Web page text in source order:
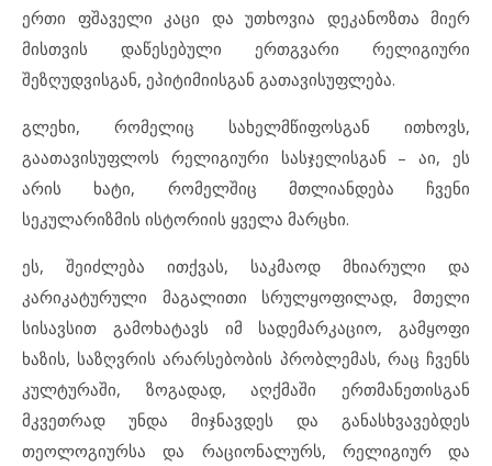
ერთი ფშაველი კაცი და უთხოვია დეკანოზთა მიერ
მისთვის დაწესებული ერთგვარი რელიგიური
შეზღუდვისგან, ეპიტიმიისგან გათავისუფლება.
გლეხი, რომელიც სახელმწიფოსგან ითხოვს,
გაათავისუფლოს რელიგიური სასჯელისგან – აი, ეს
არის ხატი, რომელშიც მთლიანდება ჩვენი
სეკულარიზმის ისტორიის ყველა მარცხი.
ეს, შეიძლება ითქვას, საკმაოდ მხიარული და
კარიკატურული მაგალითი სრულყოფილად, მთელი
სისავსით გამოხატავს იმ სადემარკაციო, გამყოფი
ხაზის, საზღვრის არარსებობის პრობლემას, რაც ჩვენს
კულტურაში, ზოგადად, აღქმაში ერთმანეთისგან
მკვეთრად უნდა მიჯნავდეს და განასხვავებდეს
თეოლოგიურსა და რაციონალურს, რელიგიურ და